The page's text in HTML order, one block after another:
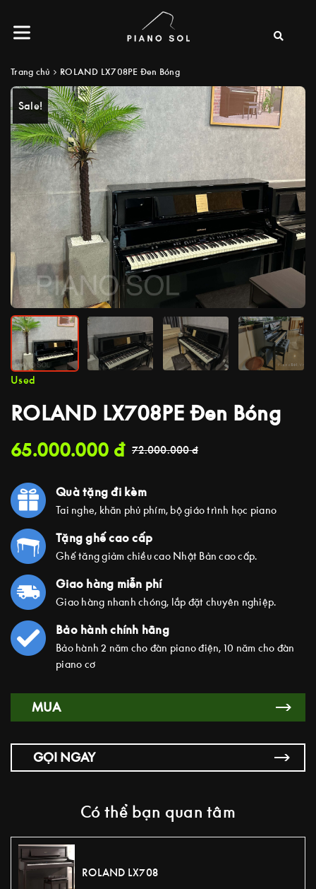
Trang chủ ROLAND LX708PE Đen Bóng
Sale!
Used
ROLAND LX708PE Đen Bóng
65.000.000 đ 72.000.000đ
Quà tặng đi kèm
Tai nghe, khăn phủ phím, bộ giáo trình học piano
Tặng ghế cao cấp
Ghế tăng giảm chiều cao Nhật Bản cao cấp.
Giao hàng miễn phí
Giao hàng nhanh chóng, lắp đặt chuyên nghiệp.
Bảo hành chính hãng
Bảo hành 2 năm cho đàn piano điện, 10 năm cho đàn
piano cơ
MUA
GỌI NGAY
Có thể bạn quan tâm
ROLAND LX708